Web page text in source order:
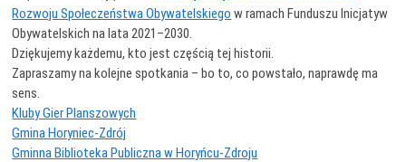
Rozwoju Społeczeństwa Obywatelskiego w ramach Funduszu Inicjatyw
Obywatelskich na lata 2021–2030.
Dziękujemy każdemu, kto jest częścią tej historii.
Zapraszamy na kolejne spotkania – bo to, co powstało, naprawdę ma
sens.
Kluby Gier Planszowych
Gmina Horyniec-Zdrój
Gminna Biblioteka Publiczna w Horyńcu-Zdroju